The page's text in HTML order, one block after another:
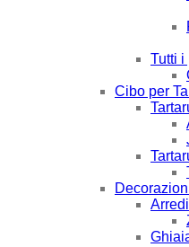
Tutti i
Cibo per
Arredi